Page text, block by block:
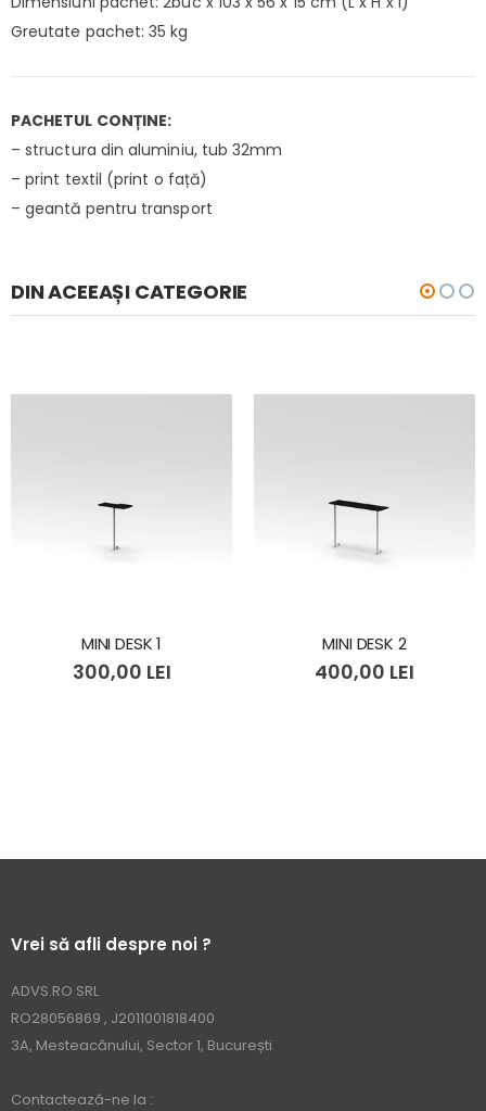
Greutate pachet: 35 kg
PACHETUL CONȚINE:
– structura din aluminiu, tub 32mm
– print textil (print o față)
– geantă pentru transport
DIN ACEEAȘI CATEGORIE
MINI DESK 1
300,00 LEI
MINI DESK 2
400,00 LEI
Vrei să afli despre noi ?
ADVS.RO SRL
RO28056869 , J2011001818400
3A, Mesteacănului, Sector 1, București
Contactează-ne la :